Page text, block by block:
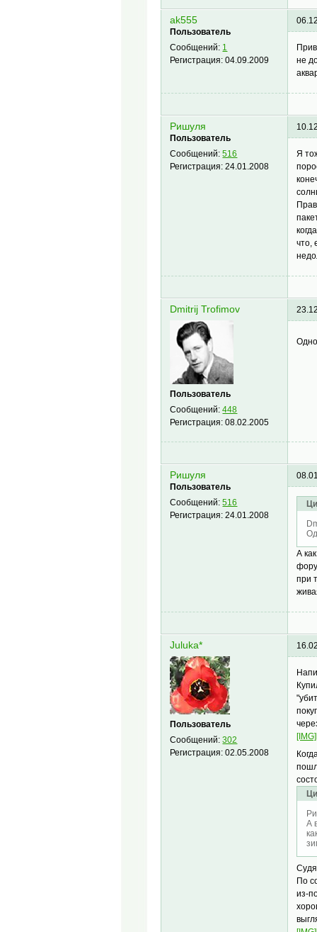
ak555
Пользователь
Сообщений: 1
Регистрация:04.09.2009
не
Ришуля
Пользователь
Сообщений:516
Регистрация:24.01.2008
Я
что,
Dmitrij Trofimov
Пользователь
Сообщений:448
Регистрация:08.02.2005
Ришуля
Пользователь
Сообщений:516
Регистрация:24.01.2008
А
при
Juluka*
Пользователь
Сообщений:302
Регистрация:02.05.2008
А
По
из-